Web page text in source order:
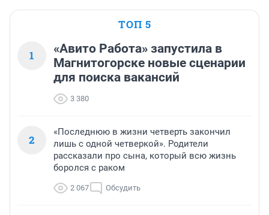
ТОП 5
1
«Авито Работа» запустила в
Магнитогорске новые сценарии
для поиска вакансий
3 380
2
«Последнюю в жизни четверть закончил
лишь с одной четверкой». Родители
рассказали про сына, который всю жизнь
боролся с раком
2 067 Обсудить